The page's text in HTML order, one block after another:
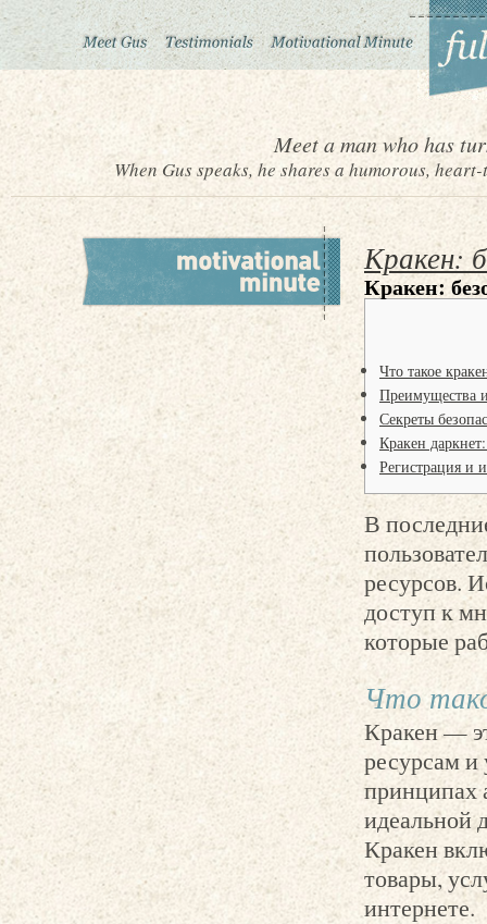
Meet a man who has
When Gus speaks, he shares a humorous,
Кракен:
Кракен:
Что такое
Преимущества
Секреты
Кракен
Регистрация и
В
ресурсов.
доступ к
которые
Что
Кракен —
ресурсам и
принципах
идеальной
Кракен
товары,
интернете.